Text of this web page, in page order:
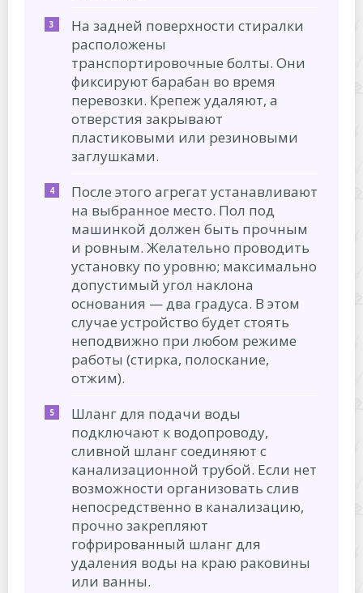
На задней поверхности стиралки
расположены
транспортировочные болты. Они
фиксируют барабан во время
перевозки. Крепеж удаляют, а
отверстия закрывают
пластиковыми или резиновыми
заглушками.
После этого агрегат устанавливают
на выбранное место. Пол под
машинкой должен быть прочным
и ровным. Желательно проводить
установку по уровню; максимально
допустимый угол наклона
основания — два градуса. В этом
случае устройство будет стоять
неподвижно при любом режиме
работы (стирка, полоскание,
отжим).
Шланг для подачи воды
подключают к водопроводу,
сливной шланг соединяют с
канализационной трубой. Если нет
возможности организовать слив
непосредственно в канализацию,
прочно закрепляют
гофрированный шланг для
удаления воды на краю раковины
или ванны.